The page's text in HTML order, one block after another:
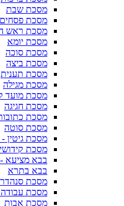
מסכת שבת
מסכת פסחים
מסכת ראש
מסכת יומא
מסכת סוכה
מסכת ביצה
מסכת תענית
מסכת מגילה
מסכת מועד
מסכת חגיגה
מסכת
מסכת סוטה
מסכת גיטין
מסכת
בבא מציעא -
בבא בתרא
מסכת
מסכת עבודה
מסכת אבות